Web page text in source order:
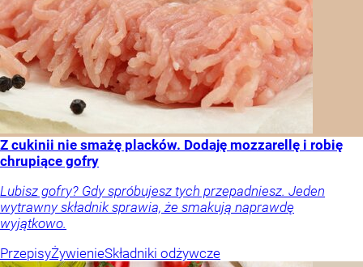
Z cukinii nie smażę placków. Dodaję mozzarellę i robię
chrupiące gofry
Lubisz gofry? Gdy spróbujesz tych przepadniesz. Jeden
wytrawny składnik sprawia, że smakują naprawdę
wyjątkowo.
PrzepisyŻywienieSkładniki odżywcze